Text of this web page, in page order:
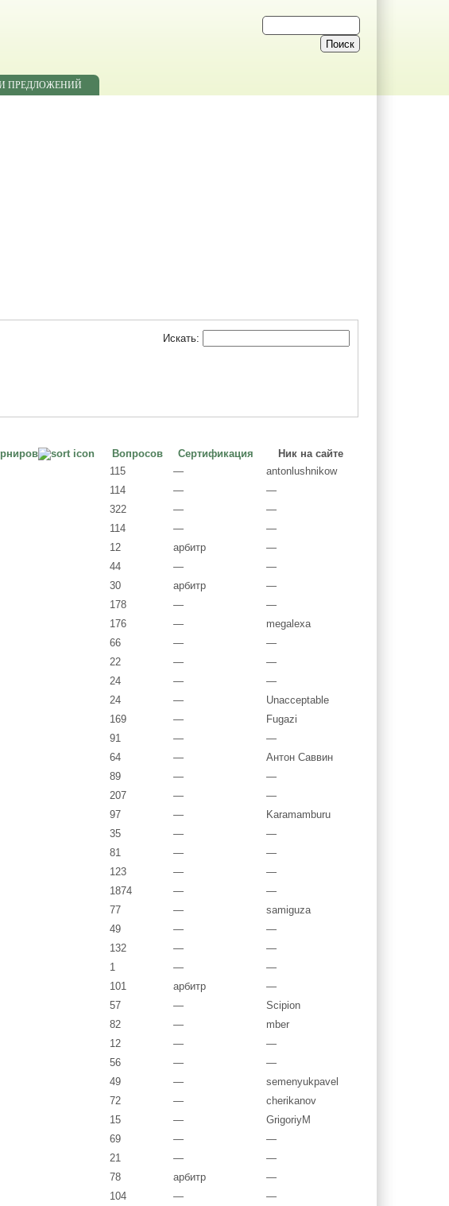
ПРЕДЛОЖЕНИЙ
Искать:
Вопросов Сертификация
Ник на сайте
115 —
antonlushnikow
114 —
—
322 —
—
114 —
—
12 арбитр
—
44 —
—
30 арбитр
—
178 —
—
176 —
megalexa
66 —
—
22 —
—
24 —
—
24 —
Unacceptable
169 —
Fugazi
91 —
—
64 —
Антон Саввин
89 —
—
207 —
—
97 —
Karamamburu
35 —
—
81 —
—
123 —
—
1874 —
—
77 —
samiguza
49 —
—
132 —
—
1 —
—
101 арбитр
—
57 —
Scipion
82 —
mber
12 —
—
56 —
—
49 —
semenyukpavel
72 —
cherikanov
15 —
GrigoriyM
69 —
—
21 —
—
78 арбитр
—
104 —
—